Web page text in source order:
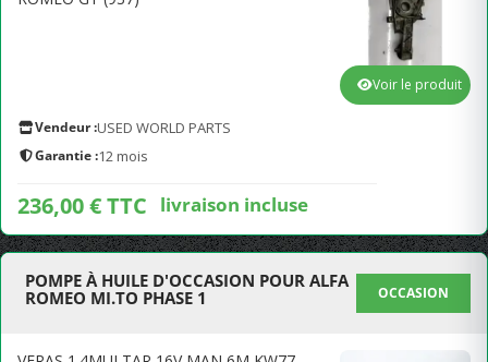
Vendeur :USED WORLD PARTS
Garantie :12 mois
236,00 € TTC livraison incluse
Voir le produit
POMPE À HUILE D'OCCASION POUR ALFA
ROMEO MI.TO PHASE 1
OCCASION